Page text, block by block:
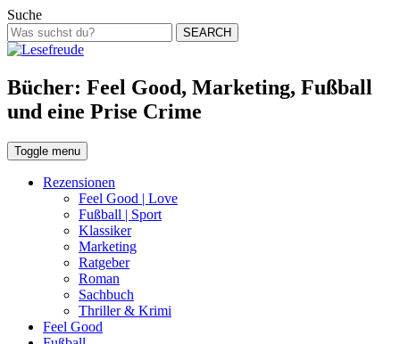
Suche
SEARCH
Bücher: Feel Good, Marketing, Fußball
und eine Prise Crime
Toggle menu
Rezensionen
Feel Good | Love
Fußball | Sport
Klassiker
Marketing
Ratgeber
Roman
Sachbuch
Thriller & Krimi
Feel Good